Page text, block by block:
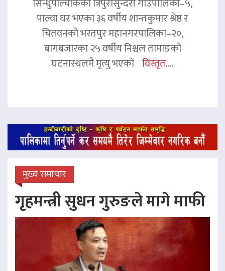
पाल्वा घर भएका ३६ वर्षीय शान्तकुमार श्रेष्ठ र
चितवनको भरतपुर महानगरपालिका–२०,
बागबजारका २५ वर्षीय निश्चल तामाङको
घटनास्थलमै मृत्यु भएको विस्तृत....
मुख्य समाचार
गृहमन्त्री सुधन गुरुङले मागे माफी